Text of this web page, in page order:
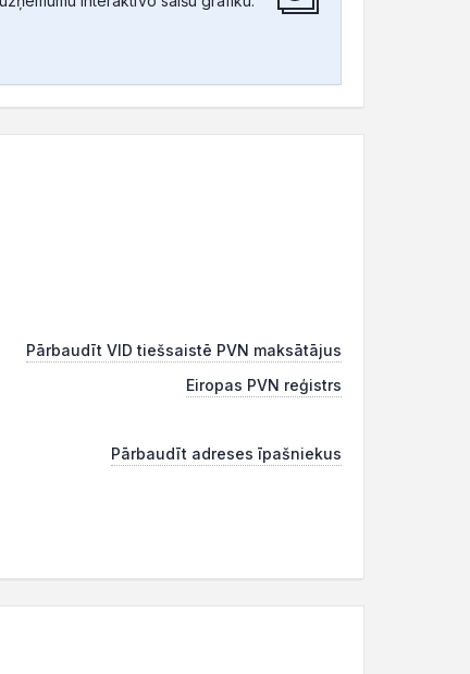
Pārbaudīt VID tiešsaistē PVN maksātājus
Eiropas PVN reģistrs
Pārbaudīt adreses īpašniekus